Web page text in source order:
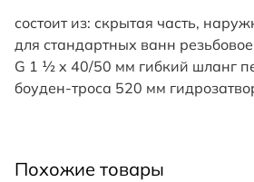
состоит из: скрытая часть,
для стандартных ванн
G 1 ½ x 40/50 мм гибкий шланг
боуден-троса 520 мм
Похожие товары